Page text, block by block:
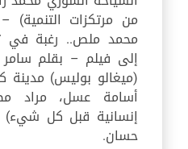
من مرتكزات التنمية)
محمد ملص.. رغبة في
إلى فيلم – بقلم
(ميغالو بوليس) مدينة
أسامة عسل، مراد
إنسانية قبل كل شيء)
حسان.